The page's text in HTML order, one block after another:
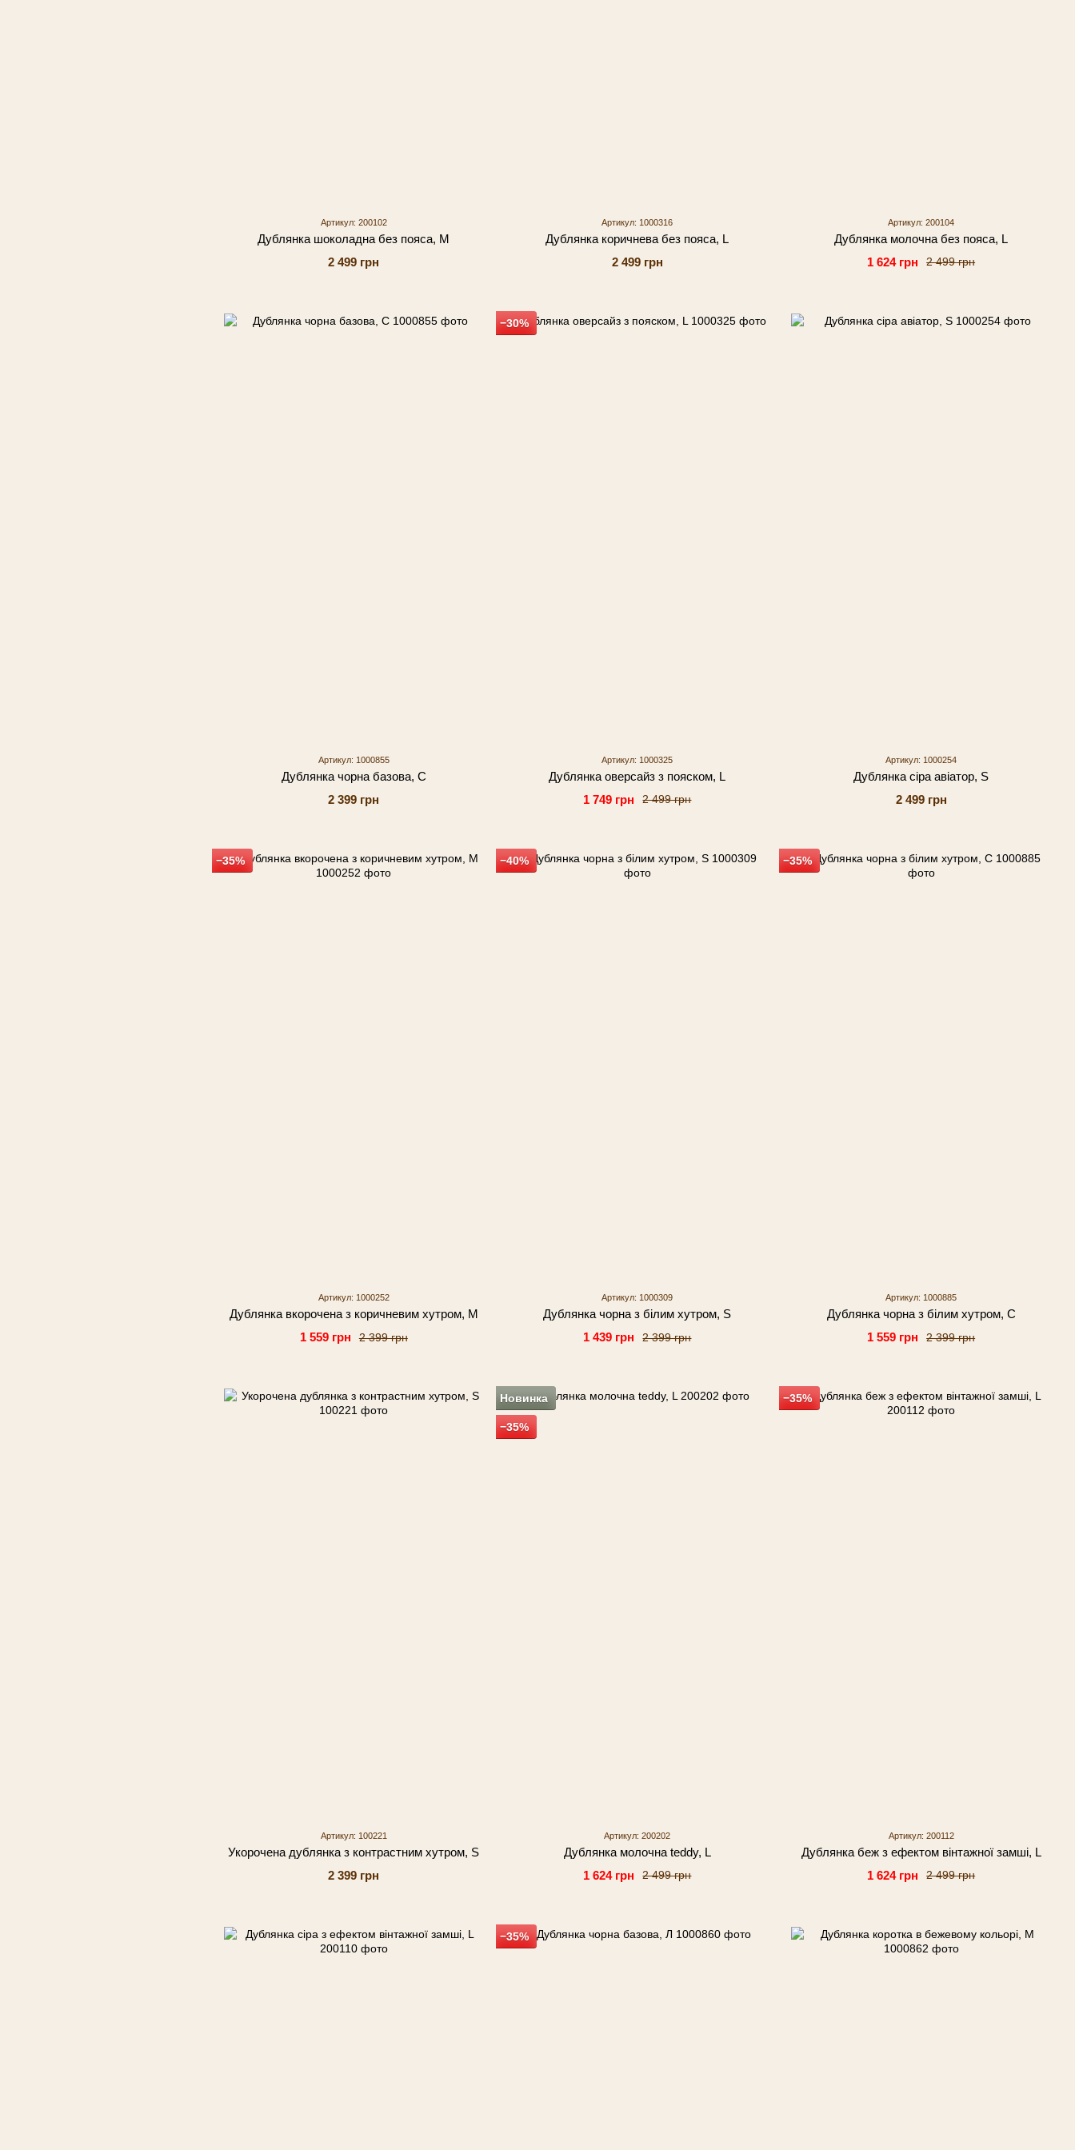
Артикул: 200102
Дублянка шоколадна без пояса, M
2 499 грн
Артикул: 1000316
Дублянка коричнева без пояса, L
2 499 грн
Артикул: 200104
Дублянка молочна без пояса, L
2 499 грн
1 624 грн
Артикул: 1000855
Дублянка чорна базова, С
2 399 грн
−30%
Артикул: 1000325
Дублянка оверсайз з пояском, L
2 499 грн
1 749 грн
Артикул: 1000254
Дублянка сіра авіатор, S
2 499 грн
−35%
Артикул: 1000252
Дублянка вкорочена з коричневим хутром, М
2 399 грн
1 559 грн
−40%
Артикул: 1000309
Дублянка чорна з білим хутром, S
2 399 грн
1 439 грн
−35%
Артикул: 1000885
Дублянка чорна з білим хутром, С
2 399 грн
1 559 грн
Артикул: 100221
Укорочена дублянка з контрастним хутром, S
2 399 грн
Новинка
−35%
Артикул: 200202
Дублянка молочна teddy, L
2 499 грн
1 624 грн
−35%
Артикул: 200112
Дублянка беж з ефектом вінтажної замші, L
2 499 грн
1 624 грн
−35%